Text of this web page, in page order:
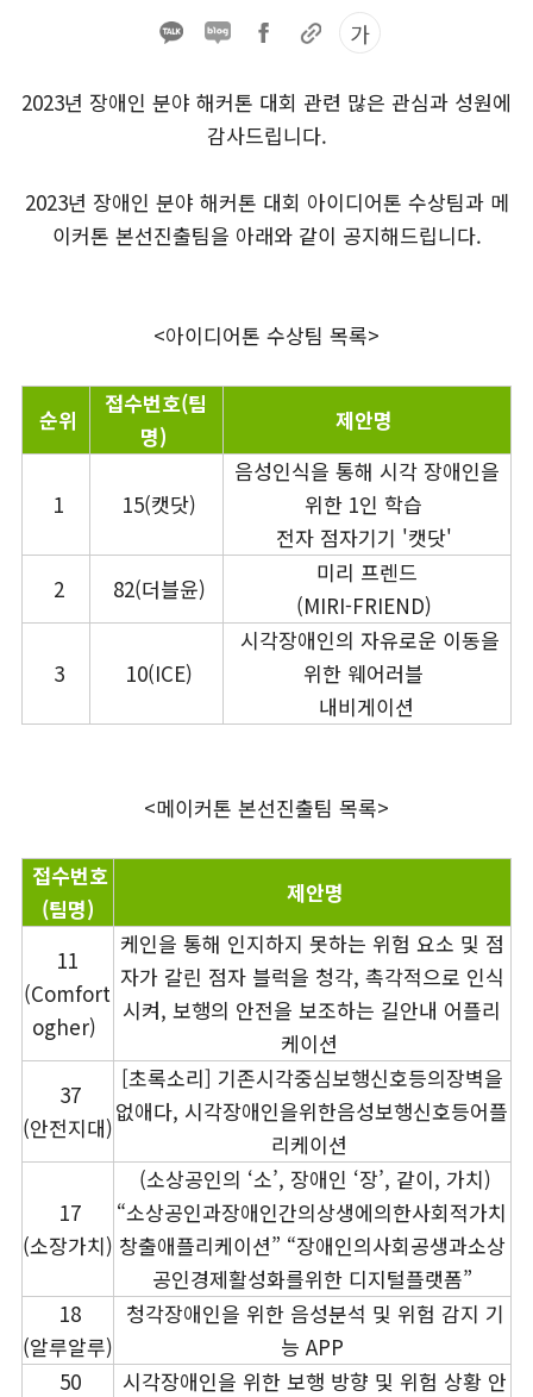
가
2023년 장애인 분야 해커톤 대회 관련 많은 관심과 성원에
감사드립니다.
2023년 장애인 분야 해커톤 대회 아이디어톤 수상팀과 메
이커톤 본선진출팀을 아래와 같이 공지해드립니다.
<아이디어톤 수상팀 목록>
순위
접수번호(팀
명)
제안명
1 15(캣닷)
음성인식을 통해 시각 장애인을
위한 1인 학습
전자 점자기기 '캣닷'
2
82(더블윤)
미리 프렌드
(MIRI-FRIEND)
3 10(ICE)
시각장애인의 자유로운 이동을
위한 웨어러블
내비게이션
<메이커톤 본선진출팀 목록>
접수번호
(팀명)
제안명
11
(Comfort
ogher)
케인을 통해 인지하지 못하는 위험 요소 및 점
자가 갈린 점자 블럭을 청각, 촉각적으로 인식
시켜, 보행의 안전을 보조하는 길안내 어플리
케이션
37
(안전지대)
[초록소리] 기존시각중심보행신호등의장벽을
없애다, 시각장애인을위한음성보행신호등어플
리케이션
17
(소장가치)
(소상공인의 ‘소’, 장애인 ‘장’, 같이, 가치)
“소상공인과장애인간의상생에의한사회적가치
창출애플리케이션” “장애인의사회공생과소상
공인경제활성화를위한 디지털플랫폼”
18
(알루알루)
청각장애인을 위한 음성분석 및 위험 감지 기
능 APP
50
시각장애인을 위한 보행 방향 및 위험 상황 안